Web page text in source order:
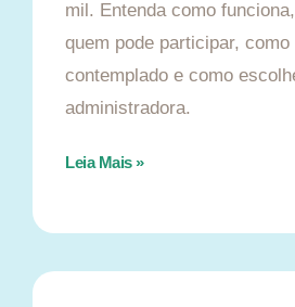
mil. Entenda como
quem pode participar, como
contemplado e como
administradora.
Leia Mais »